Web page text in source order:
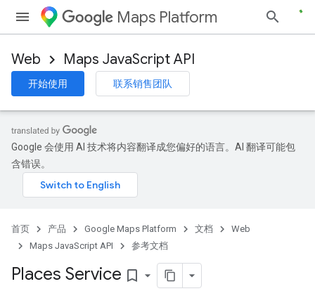
Maps Platform
Web Maps JavaScript API
开始使用 联系销售团队
Google 会使用 AI 技术将内容翻译成您偏好的语言。AI 翻译可能包
含错误。
首页 产品 Google Maps Platform 文档
Web
Maps JavaScript API
参考文档
Places Service bookmark_border